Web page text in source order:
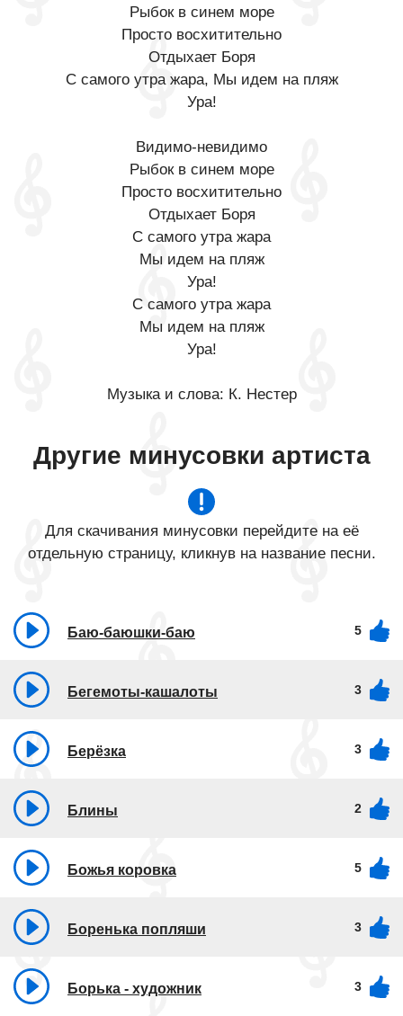
Рыбок в синем море
Просто восхитительно
Отдыхает Боря
С самого утра жара, Мы идем на пляж
Ура!
Видимо-невидимо
Рыбок в синем море
Просто восхитительно
Отдыхает Боря
С самого утра жара
Мы идем на пляж
Ура!
С самого утра жара
Мы идем на пляж
Ура!
Музыка и слова: К. Нестер
Другие минусовки артиста
Для скачивания минусовки перейдите на её
отдельную страницу, кликнув на название песни.
Баю-баюшки-баю 5
Бегемоты-кашалоты 3
Берёзка 3
Блины 2
Божья коровка 5
Боренька попляши 3
Борька - художник 3